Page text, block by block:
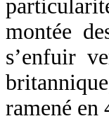
montée
s’enfuir
ramené en